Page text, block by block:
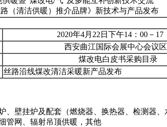
（清洁供暖）推介品牌》新技术与产品发布
2020年4月22日下午14：00－17
西安曲江国际会展中心会议
煤改电白皮书采购目录
丝路沿线煤改清洁采暖新产品发布
、壁挂炉及配套（燃烧器、换热器、检测器
管网、辐射吊顶供暖，其他